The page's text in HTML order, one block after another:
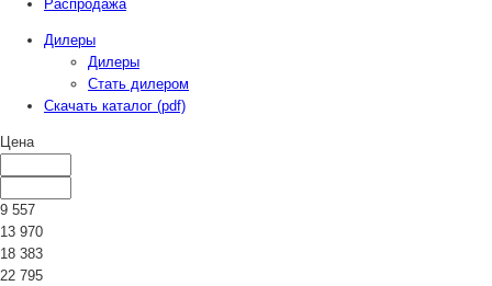
Распродажа
Дилеры
Дилеры
Стать дилером
Скачать каталог (pdf)
Цена
9 557
13 970
18 383
22 795